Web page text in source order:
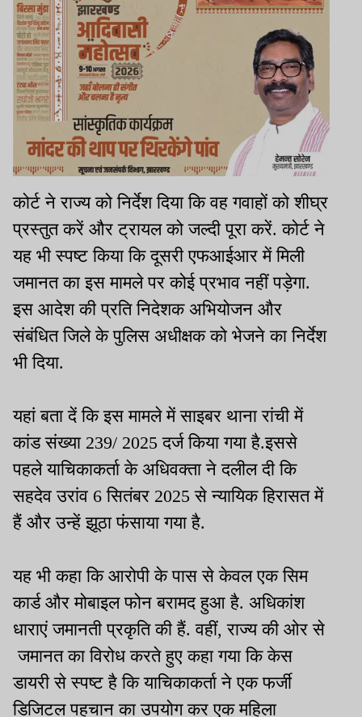
कोर्ट ने राज्य को निर्देश दिया कि वह गवाहों को शीघ्र
प्रस्तुत करें और ट्रायल को जल्दी पूरा करें. कोर्ट ने
यह भी स्पष्ट किया कि दूसरी एफआईआर में मिली
जमानत का इस मामले पर कोई प्रभाव नहीं पड़ेगा.
इस आदेश की प्रति निदेशक अभियोजन और
संबंधित जिले के पुलिस अधीक्षक को भेजने का निर्देश
भी दिया.
यहां बता दें कि इस मामले में साइबर थाना रांची में
कांड संख्या 239/ 2025 दर्ज किया गया है.इससे
पहले याचिकाकर्ता के अधिवक्ता ने दलील दी कि
सहदेव उरांव 6 सितंबर 2025 से न्यायिक हिरासत में
हैं और उन्हें झूठा फंसाया गया है.
यह भी कहा कि आरोपी के पास से केवल एक सिम
कार्ड और मोबाइल फोन बरामद हुआ है. अधिकांश
धाराएं जमानती प्रकृति की हैं. वहीं, राज्य की ओर से
जमानत का विरोध करते हुए कहा गया कि केस
डायरी से स्पष्ट है कि याचिकाकर्ता ने एक फर्जी
डिजिटल पहचान का उपयोग कर एक महिला